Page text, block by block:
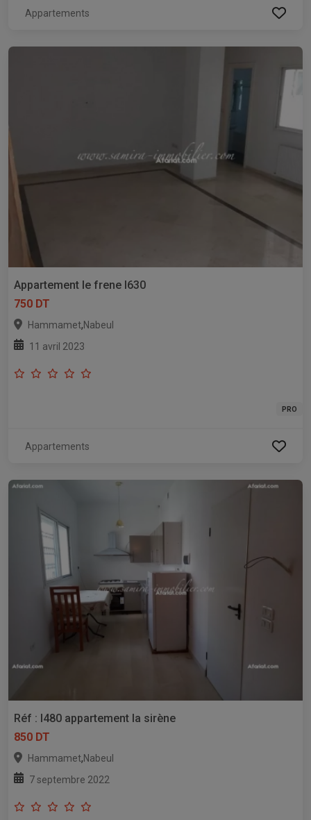
Appartements
Appartement le frene l630
750 DT
Hammamet,Nabeul
11 avril 2023
PRO
Appartements
Réf : l480 appartement la sirène
850 DT
Hammamet,Nabeul
7 septembre 2022